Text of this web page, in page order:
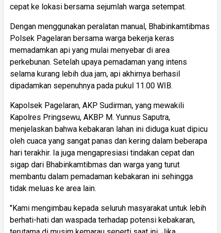
cepat ke lokasi bersama sejumlah warga setempat.
Dengan menggunakan peralatan manual, Bhabinkamtibmas
Polsek Pagelaran bersama warga bekerja keras
memadamkan api yang mulai menyebar di area
perkebunan. Setelah upaya pemadaman yang intens
selama kurang lebih dua jam, api akhirnya berhasil
dipadamkan sepenuhnya pada pukul 11.00 WIB.
Kapolsek Pagelaran, AKP Sudirman, yang mewakili
Kapolres Pringsewu, AKBP M. Yunnus Saputra,
menjelaskan bahwa kebakaran lahan ini diduga kuat dipicu
oleh cuaca yang sangat panas dan kering dalam beberapa
hari terakhir. Ia juga mengapresiasi tindakan cepat dan
sigap dari Bhabinkamtibmas dan warga yang turut
membantu dalam pemadaman kebakaran ini sehingga
tidak meluas ke area lain.
"Kami mengimbau kepada seluruh masyarakat untuk lebih
berhati-hati dan waspada terhadap potensi kebakaran,